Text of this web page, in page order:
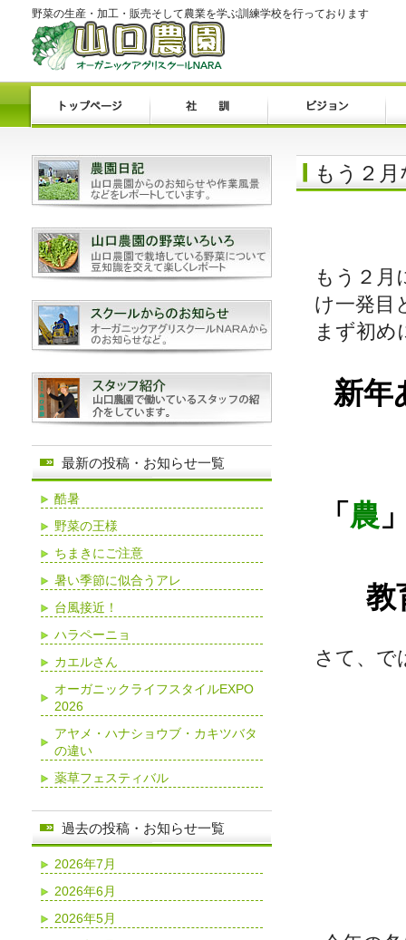
野菜の生産・加工・販売そして農業を学ぶ訓練学校を行っております
もう２
もう２月
け一発目
まず初め
新年
「 農
教
さて、で
最新の投稿・お知らせ一覧
酷暑
野菜の王様
ちまきにご注意
暑い季節に似合うアレ
台風接近！
ハラペーニョ
カエルさん
オーガニックライフスタイルEXPO
2026
アヤメ・ハナショウブ・カキツバタ
の違い
薬草フェスティバル
過去の投稿・お知らせ一覧
2026年7月
2026年6月
2026年5月